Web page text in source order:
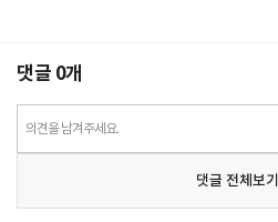
댓글 0개
의견을 남겨주세요.
댓글 전체보기